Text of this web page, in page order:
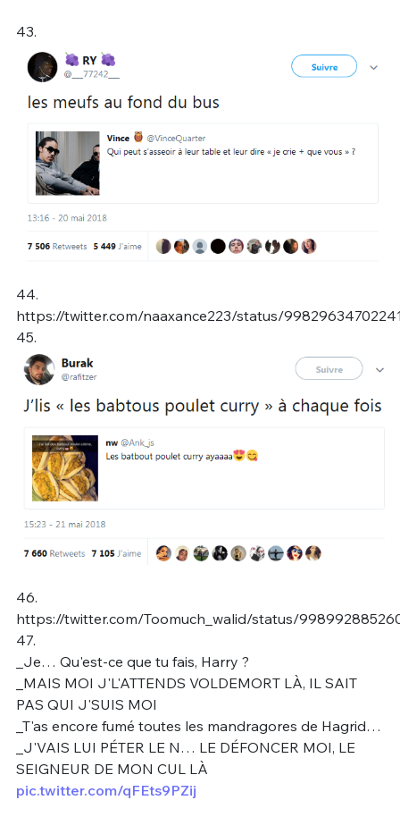
43.
44.
https://twitter.com/naaxance223/status/
45.
46.
https://twitter.com/Toomuch_walid/status/
47.
_Je… Qu'est-ce que tu fais, Harry ?
_MAIS MOI J'L'ATTENDS VOLDEMORT LÀ, IL SAIT
PAS QUI J'SUIS MOI
_T'as encore fumé toutes les mandragores de Hagrid…
_J'VAIS LUI PÉTER LE N… LE DÉFONCER MOI, LE
SEIGNEUR DE MON CUL LÀ
pic.twitter.com/qFEts9PZij